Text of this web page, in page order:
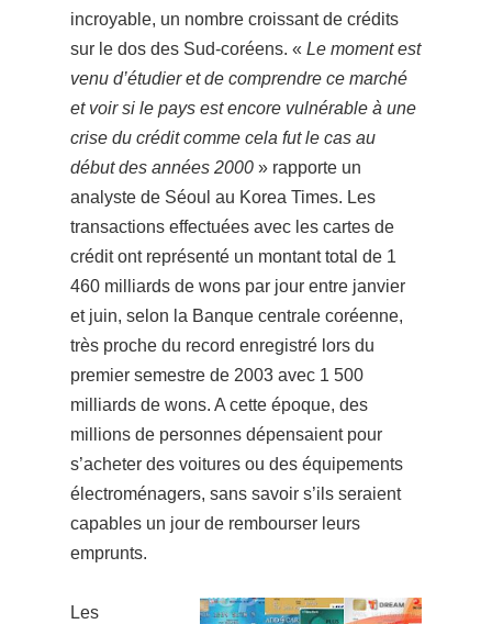
incroyable, un nombre croissant de crédits
sur le dos des Sud-coréens. « Le moment est
venu d’étudier et de comprendre ce marché
et voir si le pays est encore vulnérable à une
crise du crédit comme cela fut le cas au
début des années 2000 » rapporte un
analyste de Séoul au Korea Times. Les
transactions effectuées avec les cartes de
crédit ont représenté un montant total de 1
460 milliards de wons par jour entre janvier
et juin, selon la Banque centrale coréenne,
très proche du record enregistré lors du
premier semestre de 2003 avec 1 500
milliards de wons. A cette époque, des
millions de personnes dépensaient pour
s’acheter des voitures ou des équipements
électroménagers, sans savoir s’ils seraient
capables un jour de rembourser leurs
emprunts.
Les